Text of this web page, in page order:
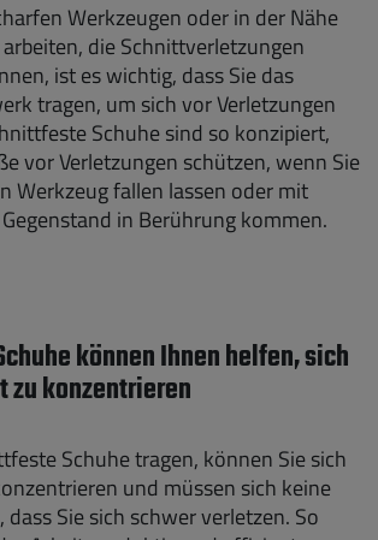
Werkzeugen oder in der Nähe
die Schnittverletzungen
ist es wichtig, dass Sie das
tragen, um sich vor Verletzungen
Schuhe sind so konzipiert,
vor Verletzungen schützen, wenn Sie
Werkzeug fallen lassen oder mit
in Berührung kommen.
können Ihnen helfen, sich
zu konzentrieren
Schuhe tragen, können Sie sich
und müssen sich keine
dass Sie sich schwer verletzen. So